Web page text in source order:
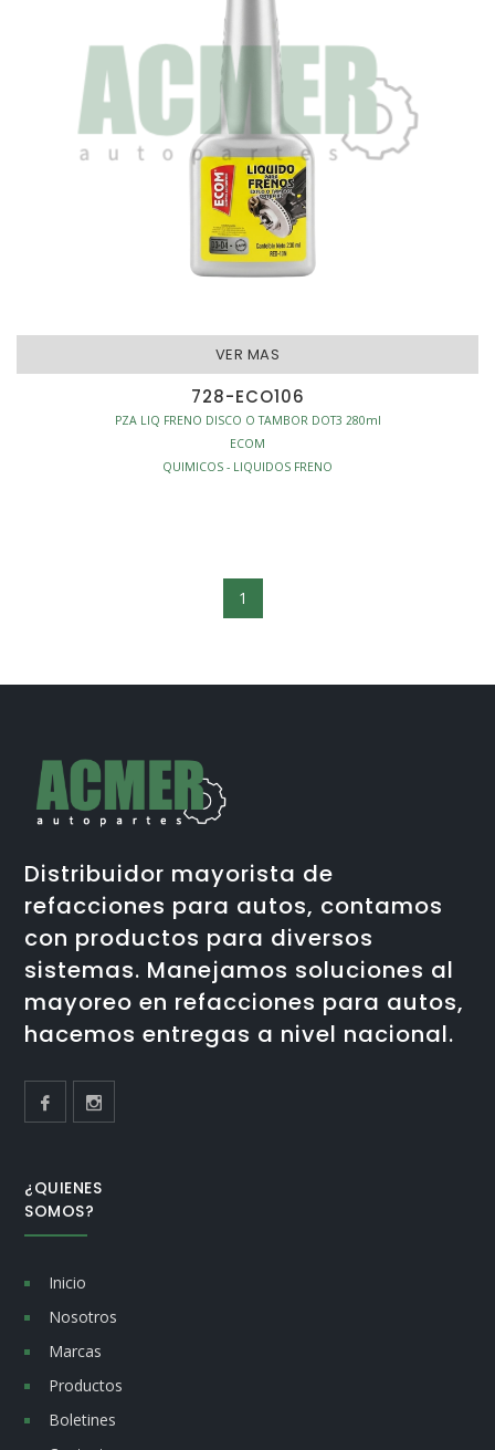
VER MAS
728-ECO106
PZA LIQ FRENO DISCO O TAMBOR DOT3 280ml
ECOM
QUIMICOS - LIQUIDOS FRENO
1
Distribuidor mayorista de
refacciones para autos, contamos
con productos para diversos
sistemas. Manejamos soluciones al
mayoreo en refacciones para autos,
hacemos entregas a nivel nacional.
¿QUIENES
SOMOS?
Inicio
Nosotros
Marcas
Productos
Boletines